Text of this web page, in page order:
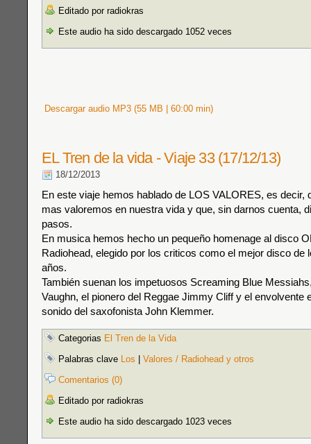
Editado por radiokras
Este audio ha sido descargado 1052 veces
Descargar audio MP3 (55 MB | 60:00 min)
EL Tren de la vida - Viaje 33 (17/12/13)
18/12/2013
En este viaje hemos hablado de LOS VALORES, es decir,
mas valoremos en nuestra vida y que, sin darnos cuenta,
pasos.
En musica hemos hecho un pequeño homenage al disco
Radiohead, elegido por los criticos como el mejor disco de
años.
También suenan los impetuosos Screaming Blue
Vaughn, el pionero del Reggae Jimmy Cliff y el envolvente
sonido del saxofonista John Klemmer.
Categorias El Tren de la Vida
Palabras clave Los
Valores / Radiohead y otros
Comentarios (0)
Editado por radiokras
Este audio ha sido descargado 1023 veces